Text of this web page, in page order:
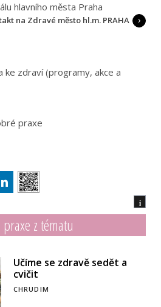
hlavního města Praha
na Zdravé město hl.m. PRAHA
ke zdraví (programy, akce a
praxe
i
z tématu
Učíme se zdravě sedět a
cvičit
CHRUDIM